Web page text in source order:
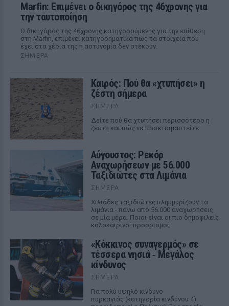
Marfin: Επιμένει ο δικηγόρος της 46χρονης για
την ταυτοποίηση
Ο δικηγόρος της 46χρονης κατηγορούμενης για την επίθεση
στη Marfin, επιμένει κατηγορηματικά πως τα στοιχεία που
έχει στα χέρια της η αστυνομία δεν στέκουν.
ΣΉΜΕΡΑ
Καιρός: Πού θα «χτυπήσει» η
ζέστη σήμερα
ΣΉΜΕΡΑ
Δείτε πού θα χτυπήσει περισσότερο η
ζέστη και πώς να προετοιμαστείτε
Αύγουστος: Ρεκόρ
Αναχωρήσεων με 56.000
Ταξιδιώτες στα Λιμάνια
ΣΉΜΕΡΑ
Χιλιάδες ταξιδιώτες πλημμυρίζουν τα
λιμάνια - πάνω από 56.000 αναχωρήσεις
σε μία μέρα. Ποιοι είναι οι πιο δημοφιλείς
καλοκαιρινοί προορισμοί;
«Κόκκινος συναγερμός» σε
τέσσερα νησιά ‑ Μεγάλος
κίνδυνος
ΣΉΜΕΡΑ
Για πολύ υψηλό κίνδυνο
πυρκαγιάς (κατηγορία κινδύνου 4)